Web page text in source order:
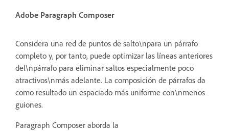
Adobe Paragraph Composer
Considera una red de puntos de salto\npara un párrafo
completo y, por tanto, puede optimizar las líneas anteriores
del\npárrafo para eliminar saltos especialmente poco
atractivos\nmás adelante. La composición de párrafos da
como resultado un espaciado más uniforme con\nmenos
guiones.
Paragraph Composer aborda la